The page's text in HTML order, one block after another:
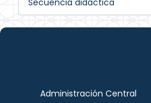
Secuencia didáctica
Administración Central